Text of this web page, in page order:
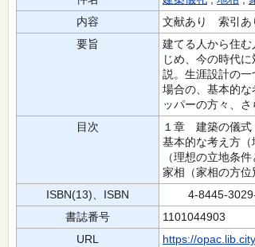
内容
文献あり 索引あ
要旨
建てる人から住
じめ、今の時代
説。生涯設計の一
場合の、基本的
ッパーの方々、
目次
１章 建築の儀式
基本的な考え方
（理想の立地条
家相（家相の方位
ISBN(13)、ISBN
4-8445-
書誌番号
1101044903
URL
https://